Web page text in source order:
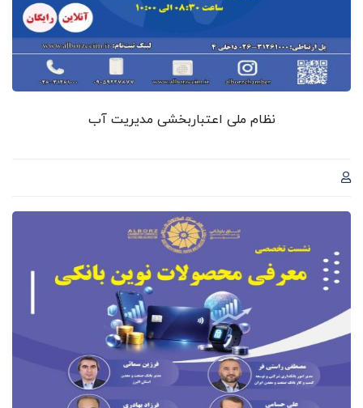
نظام ملی اعتباربخشی مدیریت آب